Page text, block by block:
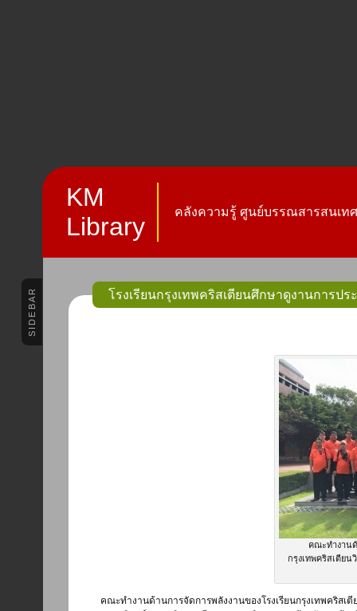
KM
Library
คลังความรู้ ศูนย์บรรณสารสนเท
SIDEBAR โรงเรียนกรุงเทพคริสเตียนศึกษาดูงานการปร
คณะทำงาน
กรุงเทพคริสเตียน
คณะทำงานด้านการจัดการพลังงานของโรงเรียนกรุงเทพคริส